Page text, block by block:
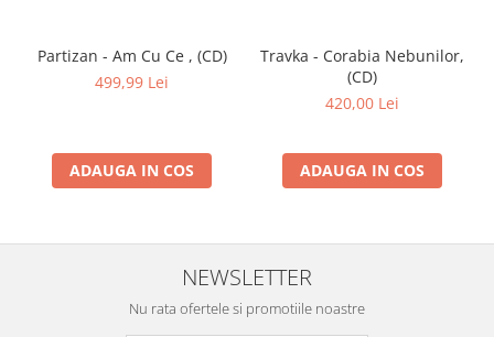
Partizan - Am Cu Ce , (CD)
499,99 Lei
ADAUGA IN COS
Travka - Corabia Nebunilor,
(CD)
420,00 Lei
ADAUGA IN COS
NEWSLETTER
Nu rata ofertele si promotiile noastre